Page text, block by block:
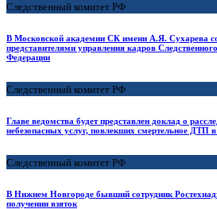
Следственный комитет РФ
В Московской академии СК имени А.Я. Сухарева
представителями управления кадров
Федерации
Следственный комитет РФ
Главе ведомства будет представлен доклад о
небезопасных услуг, повлекших смертельное ДТП
Следственный комитет РФ
В Нижнем Новгороде бывший сотрудник
получении взяток